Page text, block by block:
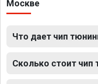
Москве
Что дает чип
Сколько стоит чип